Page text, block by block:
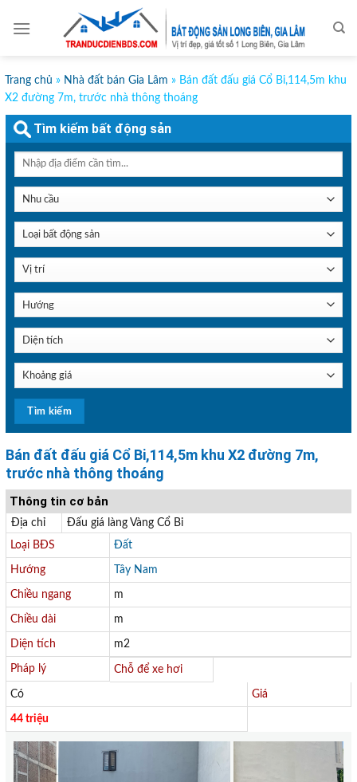
Trang chủ » Nhà đất bán Gia Lâm » Bán đất đấu giá Cổ Bi,114,5m khu
X2 đường 7m, trước nhà thông thoáng
Bán đất đấu giá Cổ Bi,114,5m khu X2 đường 7m,
trước nhà thông thoáng
Thông tin cơ bản
Địa chỉ
Đấu giá làng Vàng Cổ Bi
Loại BĐS
Đất
Hướng Tây Nam
Chiều ngang m
Chiều dài m
Diện tích m2
Pháp lý Chỗ để xe hơi
Có Giá
44 triệu
Tìm kiếm bất động sản